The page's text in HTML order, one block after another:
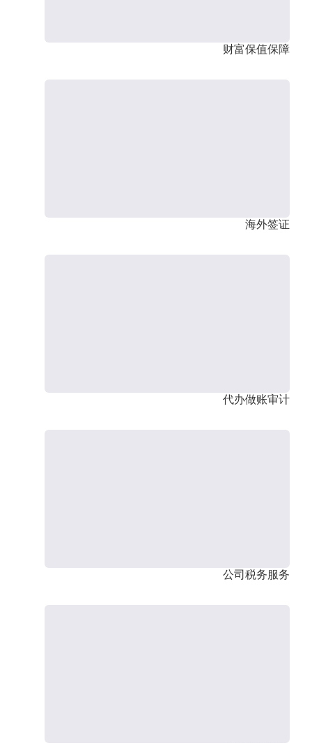
财富保值保障
海外签证
代办做账审计
公司税务服务